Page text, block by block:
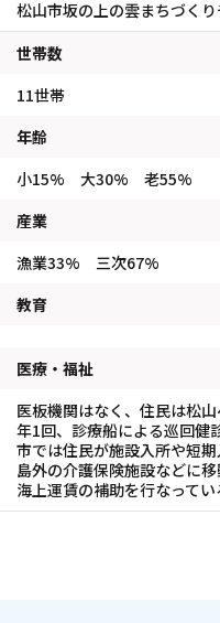
松山市坂の上の雲まちづく
世帯数
11世帯
年齢
小15% 大30% 老55%
産業
漁業33% 三次67%
教育
医療・福祉
医板機関はなく、住民は松山
年1回、診療船による巡回健
市では住民が施設入所や短
島外の介護保険施設などに移
海上運賃の補助を行なってい